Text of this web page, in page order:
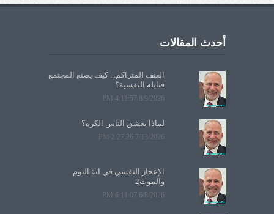
أحدث المقالات
العنف المتراكم... كيف يصنع المجتمع
قنابله النفسية؟
8/9/2026 4:11:57 PM
لماذا يعشق الناس الكرة؟
7/13/2026 2:27:26 PM
الإعجاز النفسي في آية النوم
والموت2
6/8/2026 6:11:07 PM